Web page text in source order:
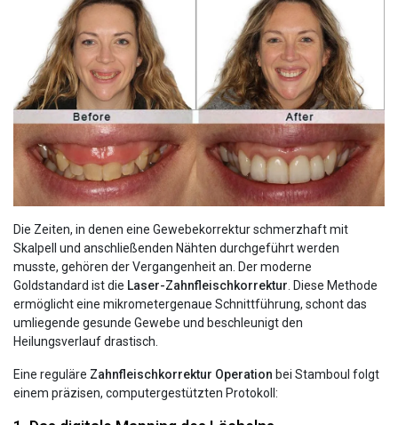
Die Zeiten, in denen eine Gewebekorrektur schmerzhaft mit
Skalpell und anschließenden Nähten durchgeführt werden
musste, gehören der Vergangenheit an. Der moderne
Goldstandard ist die Laser-Zahnfleischkorrektur. Diese Methode
ermöglicht eine mikrometergenaue Schnittführung, schont das
umliegende gesunde Gewebe und beschleunigt den
Heilungsverlauf drastisch.
Eine reguläre Zahnfleischkorrektur Operation bei Stamboul folgt
einem präzisen, computergestützten Protokoll: